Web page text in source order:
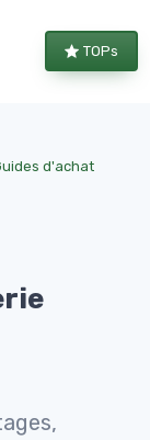
TOPs
d'achat